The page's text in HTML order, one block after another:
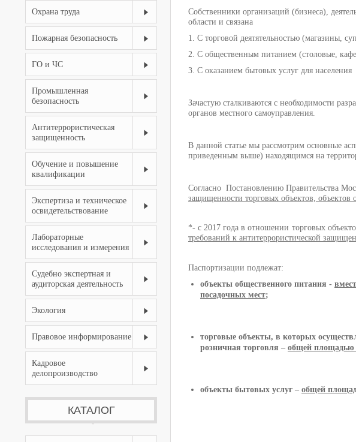
Охрана труда
Пожарная безопасность
ГО и ЧС
Промышленная
безопасность
Антитеррористическая
защищенность
Обучение и повышение
квалификации
Экспертиза и техническое
освидетельствование
Лабораторные
исследования и измерения
Судебно экспертная и
аудиторская деятельность
Экология
Правовое информирование
Кадровое
делопроизводство
КАТАЛОГ
Собственники организаций (бизнеса),
области и связана
1. С торговой деятятельностью (магазины,
2. С общественным питанием (столовые,
3. С оказанием бытовых услуг для населения
Зачастую сталкиваются с необходимости
органов местного самоуправления.
В данной статье мы рассмотрим основные
приведенным выше) находящимся на
Согласно Постановлению Правительства
защищенности торговых объектов,
*- с 2017 года в отношении торговых
требований к антитеррористической
Паспортизации подлежат:
объекты общественного питания -
посадочных мест;
торговые объекты, в которых
розничная торговля – общей площадью
объекты бытовых услуг – общей